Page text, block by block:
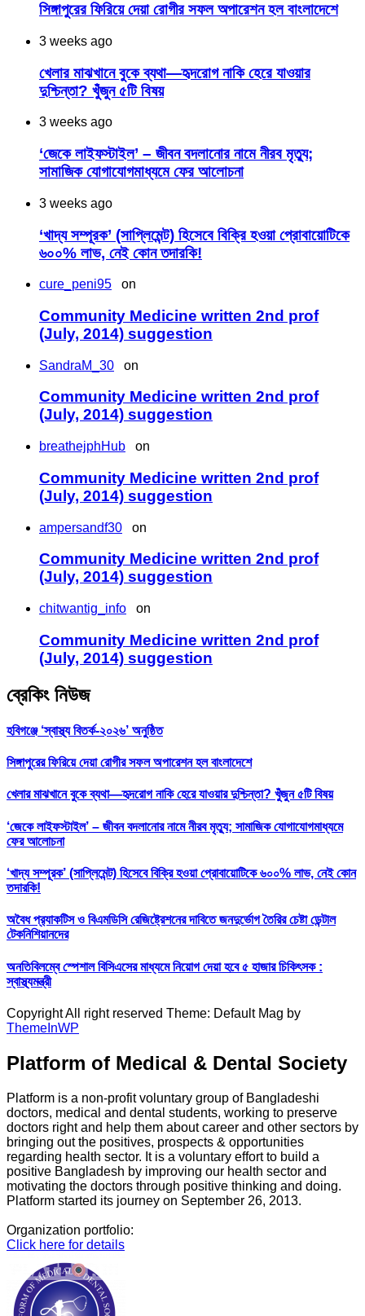
সিঙ্গাপুরের ফিরিয়ে দেয়া রোগীর সফল অপারেশন হল বাংলাদেশে
3 weeks ago
খেলার মাঝখানে বুকে ব্যথা—হৃদরোগ নাকি হেরে যাওয়ার
দুশ্চিন্তা? খুঁজুন ৫টি বিষয়
3 weeks ago
‘জেকে লাইফস্টাইল’ – জীবন বদলানোর নামে নীরব মৃত্যু;
সামাজিক যোগাযোগমাধ্যমে ফের আলোচনা
3 weeks ago
‘খাদ্য সম্পূরক’ (সাপ্লিমেন্ট) হিসেবে বিক্রি হওয়া প্রোবায়োটিকে
৬০০% লাভ, নেই কোন তদারকি!
cure_peni95 on
Community Medicine written 2nd prof
(July, 2014) suggestion
SandraM_30 on
Community Medicine written 2nd prof
(July, 2014) suggestion
breathejphHub on
Community Medicine written 2nd prof
(July, 2014) suggestion
ampersandf30 on
Community Medicine written 2nd prof
(July, 2014) suggestion
chitwantig_info on
Community Medicine written 2nd prof
(July, 2014) suggestion
ব্রেকিং নিউজ
হবিগঞ্জে ‘স্বাস্থ্য বিতর্ক-২০২৬’ অনুষ্ঠিত
সিঙ্গাপুরের ফিরিয়ে দেয়া রোগীর সফল অপারেশন হল বাংলাদেশে
খেলার মাঝখানে বুকে ব্যথা—হৃদরোগ নাকি হেরে যাওয়ার দুশ্চিন্তা? খুঁজুন ৫টি বিষয়
‘জেকে লাইফস্টাইল’ – জীবন বদলানোর নামে নীরব মৃত্যু; সামাজিক যোগাযোগমাধ্যমে
ফের আলোচনা
‘খাদ্য সম্পূরক’ (সাপ্লিমেন্ট) হিসেবে বিক্রি হওয়া প্রোবায়োটিকে ৬০০% লাভ, নেই কোন
তদারকি!
অবৈধ প্র‍্যাকটিস ও বিএমডিসি রেজিষ্ট্রেশনের দাবিতে জনদুর্ভোগ তৈরির চেষ্টা ডেন্টাল
টেকনিশিয়ানদের
অনতিবিলম্বে স্পেশাল বিসিএসের মাধ্যমে নিয়োগ দেয়া হবে ৫ হাজার চিকিৎসক :
স্বাস্থ্যমন্ত্রী
Copyright All right reserved Theme: Default Mag by
ThemeInWP
Platform of Medical & Dental Society
Platform is a non-profit voluntary group of Bangladeshi
doctors, medical and dental students, working to preserve
doctors right and help them about career and other sectors by
bringing out the positives, prospects & opportunities
regarding health sector. It is a voluntary effort to build a
positive Bangladesh by improving our health sector and
motivating the doctors through positive thinking and doing.
Platform started its journey on September 26, 2013.
Organization portfolio:
Click here for details